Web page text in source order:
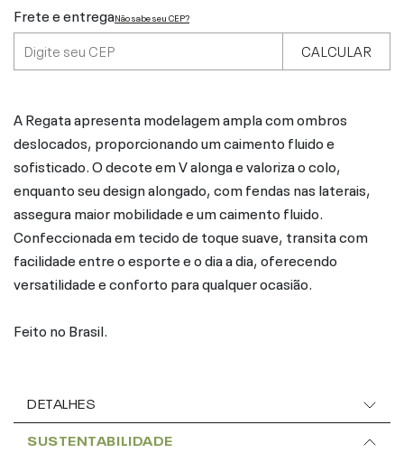
Frete e entregaNão sabe seu CEP?
CALCULAR
A Regata apresenta modelagem ampla com ombros
deslocados, proporcionando um caimento fluido e
sofisticado. O decote em V alonga e valoriza o colo,
enquanto seu design alongado, com fendas nas laterais,
assegura maior mobilidade e um caimento fluido.
Confeccionada em tecido de toque suave, transita com
facilidade entre o esporte e o dia a dia, oferecendo
versatilidade e conforto para qualquer ocasião.
Feito no Brasil.
DETALHES
SUSTENTABILIDADE